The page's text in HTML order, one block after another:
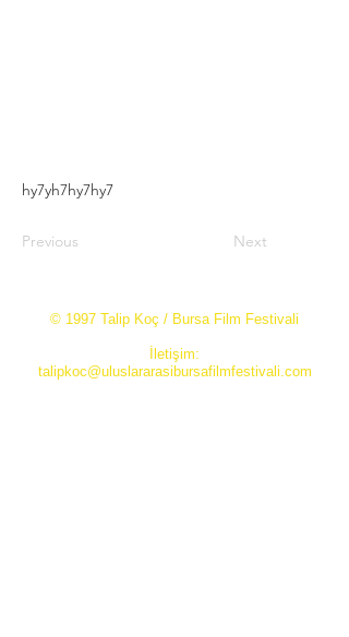
hy7yh7hy7hy7
Previous Next
© 1997 Talip Koç / Bursa Film Festivali
İletişim:
talipkoc@uluslararasibursafilmfestivali.com